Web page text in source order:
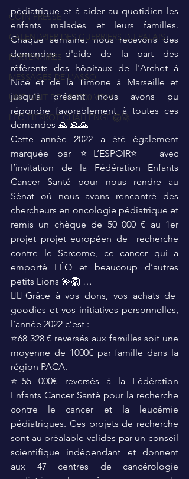
COIN PRESSE
CALENDRIER DES GUERRIERS DU PALAIS
PARTENAIRES
MESSAGES DE L'ASSO
UNE NUIT POUR 2500 VOIX
LEO PIERROT CHALLENGE 🦁🚀
pédiatrique et à aider au quotidien les
enfants malades et leurs familles.
Chaque semaine, nous recevons des
demandes d'aide de la part des
référents des hôpitaux de l'Archet à
Nice et de la Timone à Marseille et
jusqu’à présent nous avons pu
répondre favorablement à toutes ces
demandes 🙏 🙏🙏
Cette année 2022 a été également
marquée par ⭐️L’ESPOIR⭐️ avec
l’invitation de la Fédération Enfants
Cancer Santé pour nous rendre au
Sénat où nous avons rencontré des
chercheurs en oncologie pédiatrique et
remis un chèque de 50 000 € au 1er
projet projet européen de  recherche
contre le Sarcome, ce cancer qui a
emporté LÉO et beaucoup d’autres
petits Lions 💫🦁 …
👉🏼Grâce à vos dons, vos achats de
goodies et vos initiatives personnelles,
l’année 2022 c’est :
⭐️68 328 € reversés aux familles soit une
moyenne de 1000€ par famille dans la
région PACA.
⭐️55 000€ reversés à la Fédération
Enfants Cancer Santé pour la recherche
contre le cancer et la leucémie
pédiatriques. Ces projets de recherche
sont au préalable validés par un conseil
scientifique indépendant et donnent
aux 47 centres de cancérologie